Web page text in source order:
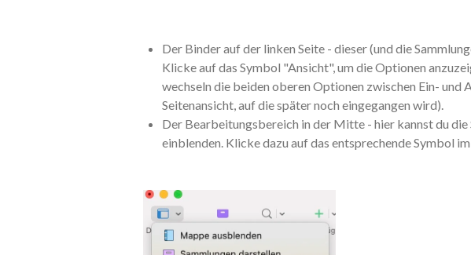
Der Binder auf der linken Seite - dieser (und die
Klicke auf das Symbol "Ansicht", um die Optionen
wechseln die beiden oberen Optionen zwischen Ein- und
Seitenansicht, auf die später noch eingegangen wird).
Der Bearbeitungsbereich in der Mitte - hier kannst du
einblenden. Klicke dazu auf das entsprechende Symbol